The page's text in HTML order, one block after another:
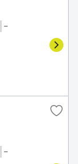
－
－